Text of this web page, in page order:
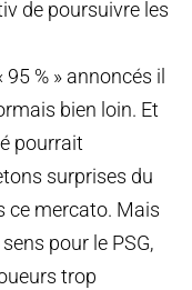
de poursuivre les
% » annoncés il
bien loin. Et
pourrait
surprises du
ce mercato. Mais
pour le PSG,
trop